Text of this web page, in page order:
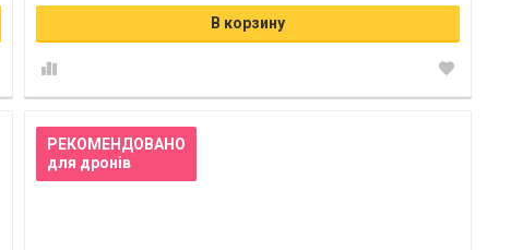
В корзину
РЕКОМЕНДОВАНО
для дронів